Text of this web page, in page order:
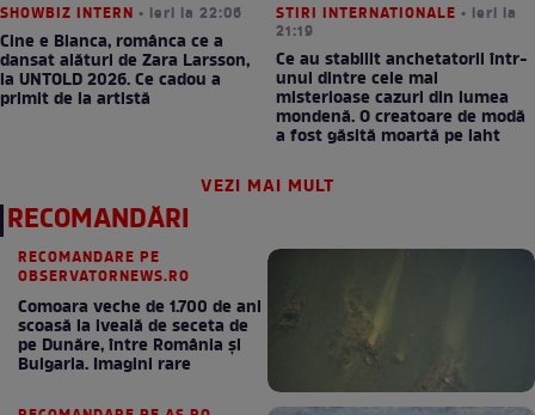
SHOWBIZ INTERN • ieri la 22:06
Cine e Bianca, românca ce a
dansat alături de Zara Larsson,
la UNTOLD 2026. Ce cadou a
primit de la artistă
STIRI INTERNATIONALE • ieri la
21:19
Ce au stabilit anchetatorii într-
unul dintre cele mai
misterioase cazuri din lumea
mondenă. O creatoare de modă
a fost găsită moartă pe iaht
VEZI MAI MULT
RECOMANDĂRI
RECOMANDARE PE
OBSERVATORNEWS.RO
Comoara veche de 1.700 de ani
scoasă la iveală de seceta de
pe Dunăre, între România şi
Bulgaria. Imagini rare